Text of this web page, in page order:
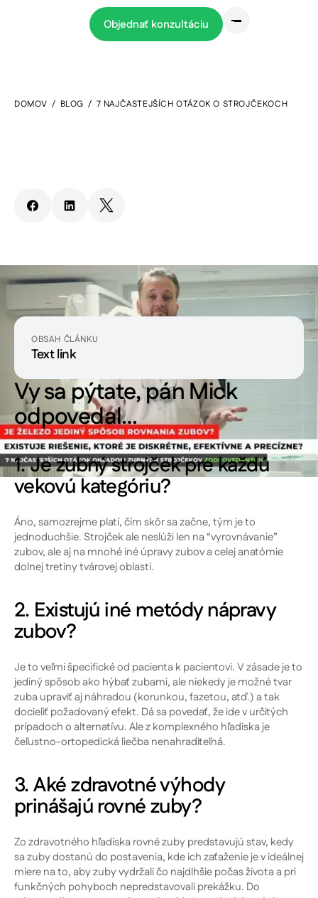
Objednať konzultáciu
DOMOV / BLOG
BLOG / 7 NAJČASTEJŠÍCH OTÁZOK O STROJČEKOCH
OBSAH ČLÁNKU
Text link
Vy sa pýtate, pán Mick
odpovedal…
1. Je zubný strojček pre každú
vekovú kategóriu?
Áno, samozrejme platí, čím skôr sa začne, tým je to
jednoduchšie. Strojček ale neslúži len na “vyrovnávanie”
zubov, ale aj na mnohé iné úpravy zubov a celej anatómie
dolnej tretiny tvárovej oblasti.
2. Existujú iné metódy nápravy
zubov?
Je to veľmi špecifické od pacienta k pacientovi. V zásade je to
jediný spôsob ako hýbať zubami, ale niekedy je možné tvar
zuba upraviť aj náhradou (korunkou, fazetou, atď.) a tak
docieliť požadovaný efekt. Dá sa povedať, že ide v určitých
prípadoch o alternatívu. Ale z komplexného hľadiska je
čeľustno-ortopedická liečba nenahraditeľná.
3. Aké zdravotné výhody
prinášajú rovné zuby?
Zo zdravotného hľadiska rovné zuby predstavujú stav, kedy
sa zuby dostanú do postavenia, kde ich zaťaženie je v ideálnej
miere na to, aby zuby vydržali čo najdlhšie počas života a pri
funkčných pohyboch nepredstavovali prekážku. Do